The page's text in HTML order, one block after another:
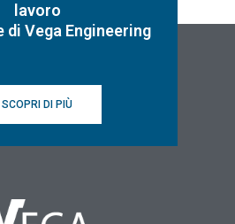
lavoro
di Vega Engineering
SCOPRI DI PIÙ